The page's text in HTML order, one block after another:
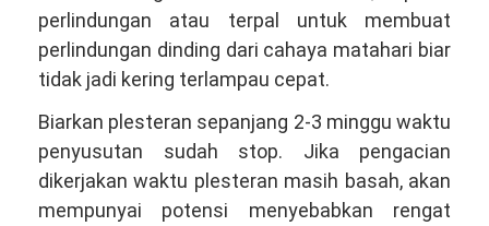
perlindungan atau terpal untuk membuat
perlindungan dinding dari cahaya matahari biar
tidak jadi kering terlampau cepat.
Biarkan plesteran sepanjang 2-3 minggu waktu
penyusutan sudah stop. Jika pengacian
dikerjakan waktu plesteran masih basah, akan
mempunyai potensi menyebabkan rengat